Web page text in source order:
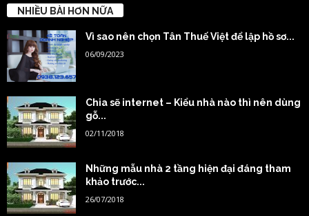
NHIỀU BÀI HƠN NỮA
Vì sao nên chọn Tân Thuế Việt để lập hồ sơ...
06/09/2023
Chia sẽ internet – Kiểu nhà nào thì nên dùng
gỗ...
02/11/2018
Những mẫu nhà 2 tầng hiện đại đáng tham
khảo trước...
26/07/2018